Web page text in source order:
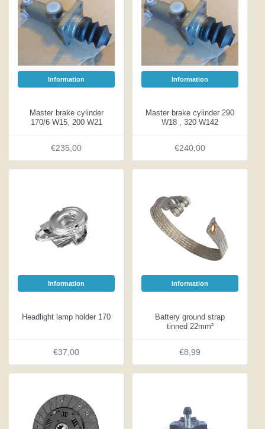
Information
Master brake cylinder
170/6 W15, 200 W21
€235,00
Information
Master brake cylinder 290
W18 , 320 W142
€240,00
Information
Headlight lamp holder 170
€37,00
Information
Battery ground strap
tinned 22mm²
€8,99